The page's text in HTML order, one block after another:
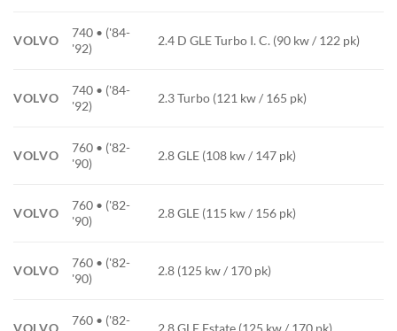
VOLVO
740 • ('84-
'92)
2.4 D GLE Turbo I. C. (90 kw / 122 pk)
VOLVO
740 • ('84-
'92)
2.3 Turbo (121 kw / 165 pk)
VOLVO
760 • ('82-
'90)
2.8 GLE (108 kw / 147 pk)
VOLVO
760 • ('82-
'90)
2.8 GLE (115 kw / 156 pk)
VOLVO
760 • ('82-
'90)
2.8 (125 kw / 170 pk)
VOLVO
760 • ('82-
2.8 GLE Estate (125 kw / 170 pk)